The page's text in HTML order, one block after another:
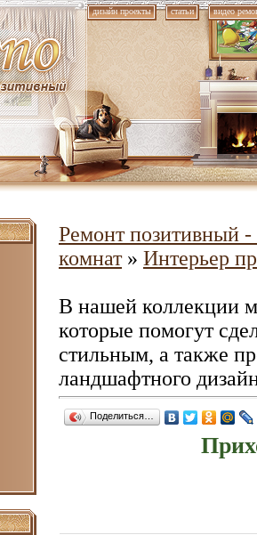
дизайн проекты статьи видео
Ремонт позитивный -
комнат» Интерьер
В нашей коллекции
которые помогут
стильным, а также
ландшафтного
Поделиться…